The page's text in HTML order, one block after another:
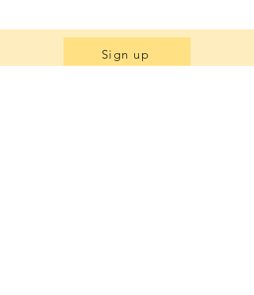
Sign up